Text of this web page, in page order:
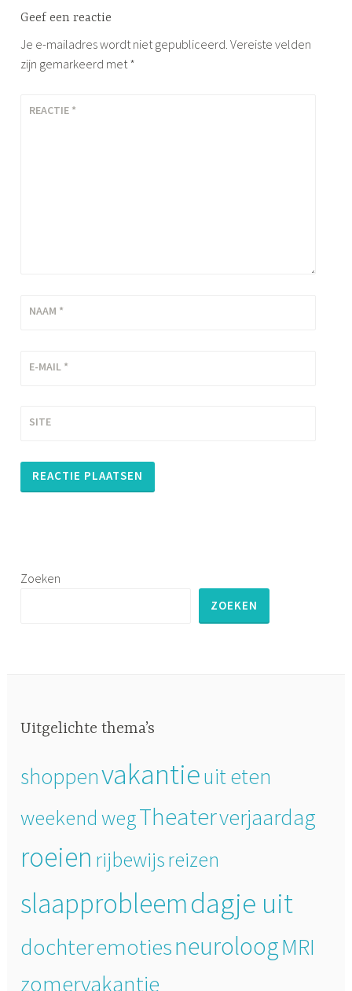
Geef een reactie
Je e-mailadres wordt niet gepubliceerd. Vereiste velden
zijn gemarkeerd met*
REACTIE *
NAAM *
E-MAIL *
SITE
Zoeken
ZOEKEN
Uitgelichte thema’s
shoppenvakantieuit eten
weekend wegTheaterverjaardag
roeien rijbewijsreizen
slaapprobleemdagje uit
dochteremotiesneuroloogMRI
zomervakantie